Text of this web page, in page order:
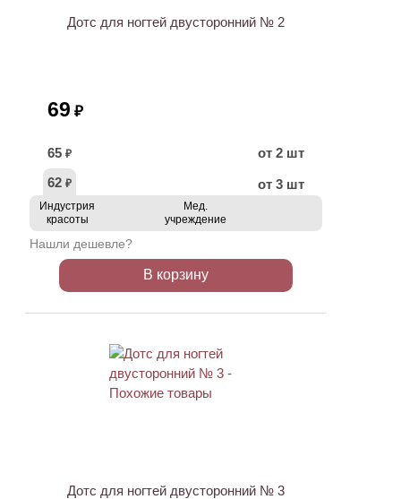
Дотс для ногтей двусторонний № 2
69 ₽
65 ₽
от 2 шт
62 ₽ от 3 шт
Индустрия
красоты
Мед.
учреждение
Нашли дешевле?
В корзину
Дотс для ногтей двусторонний № 3